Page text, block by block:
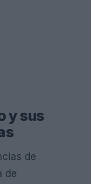
y sus
de
de